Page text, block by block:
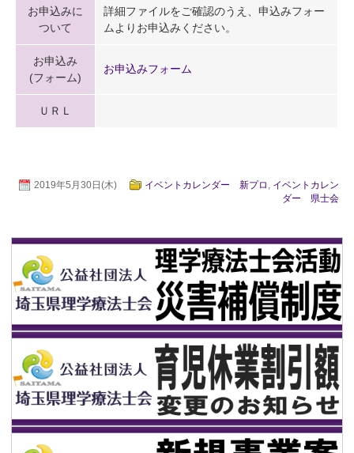
お申込みに
ついて
詳細ファイルをご確認のうえ、申込みフォー
ムよりお申込みください。
お申込み
(フォーム)
お申込みフォーム
ＵＲＬ
2019年5月30日(木) イベントカレンダー 新プロ
イベントカレン
ダー 県士会